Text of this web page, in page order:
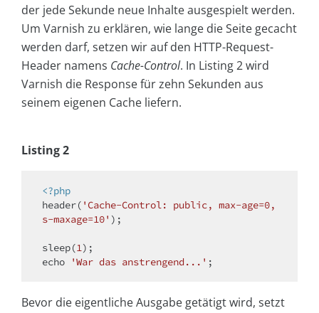
der jede Sekunde neue Inhalte ausgespielt werden.
Um Varnish zu erklären, wie lange die Seite gecacht
werden darf, setzen wir auf den HTTP-Request-
Header namens Cache-Control. In Listing 2 wird
Varnish die Response für zehn Sekunden aus
seinem eigenen Cache liefern.
Listing 2
<?php
header( 'Cache-Control: public, max-age=0,
s-maxage=10' );
sleep(1
echo
'War das anstrengend...'
Bevor die eigentliche Ausgabe getätigt wird, setzt